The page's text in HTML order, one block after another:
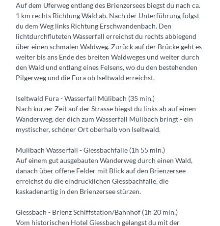
Auf dem Uferweg entlang des Brienzersees biegst du nach ca.
1 km rechts Richtung Wald ab. Nach der Unterführung folgst
du dem Weg links Richtung Erschwandenbach. Den
lichtdurchfluteten Wasserfall erreichst du rechts abbiegend
über einen schmalen Waldweg. Zurück auf der Brücke geht es
weiter bis ans Ende des breiten Waldweges und weiter durch
den Wald und entlang eines Felsens, wo du den bestehenden
Pilgerweg und die Fura ob Iseltwald erreichst.
Iseltwald Fura - Wasserfall Mülibach (35 min.)
Nach kurzer Zeit auf der Strasse biegst du links ab auf einen
Wanderweg, der dich zum Wasserfall Mülibach bringt - ein
mystischer, schöner Ort oberhalb von Iseltwald.
Mülibach Wasserfall - Giessbachfälle (1h 55 min.)
Auf einem gut ausgebauten Wanderweg durch einen Wald,
danach über offene Felder mit Blick auf den Brienzersee
erreichst du die eindrücklichen Giessbachfälle, die
kaskadenartig in den Brienzersee stürzen.
Giessbach - Brienz Schiffstation/Bahnhof (1h 20 min.)
Vom historischen Hotel Giessbach gelangst du mit der